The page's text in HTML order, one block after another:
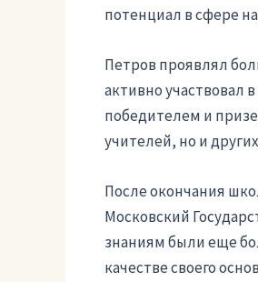
потенциал в сфере
Петров проявлял
активно участвовал
победителем и
учителей, но и
После окончания
Московский
знаниям были еще
качестве своего